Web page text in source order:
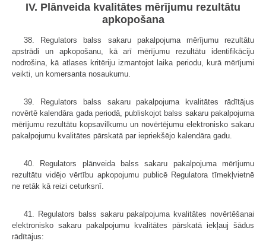
IV. Plānveida kvalitātes mērījumu rezultātu
apkopošana
38. Regulators balss sakaru pakalpojuma mērījumu rezultātu
apstrādi un apkopošanu, kā arī mērījumu rezultātu identifikāciju
nodrošina, kā atlases kritēriju izmantojot laika periodu, kurā mērījumi
veikti, un komersanta nosaukumu.
39. Regulators balss sakaru pakalpojuma kvalitātes rādītājus
novērtē kalendāra gada periodā, publiskojot balss sakaru pakalpojuma
mērījumu rezultātu kopsavilkumu un novērtējumu elektronisko sakaru
pakalpojumu kvalitātes pārskatā par iepriekšējo kalendāra gadu.
40. Regulators plānveida balss sakaru pakalpojuma mērījumu
rezultātu vidējo vērtību apkopojumu publicē Regulatora tīmekļvietnē
ne retāk kā reizi ceturksnī.
41. Regulators balss sakaru pakalpojuma kvalitātes novērtēšanai
elektronisko sakaru pakalpojumu kvalitātes pārskatā iekļauj šādus
rādītājus: